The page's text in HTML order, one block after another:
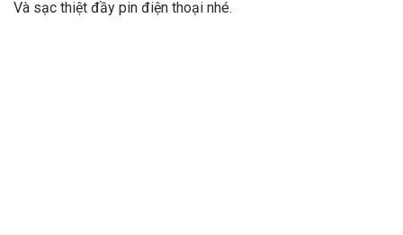
Và sạc thiệt đầy pin điện thoại nhé.